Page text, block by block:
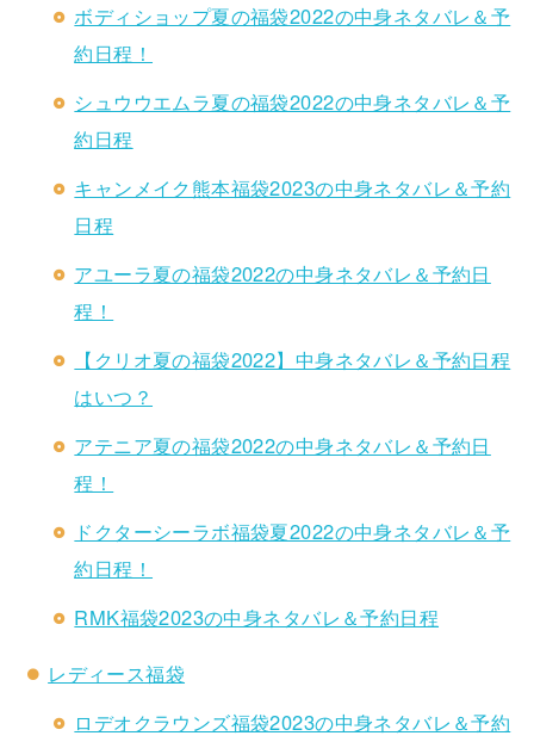
ボディショップ夏の福袋2022の中身ネタバレ＆予
約日程！
シュウウエムラ夏の福袋2022の中身ネタバレ＆予
約日程
キャンメイク熊本福袋2023の中身ネタバレ＆予約
日程
アユーラ夏の福袋2022の中身ネタバレ＆予約日
程！
【クリオ夏の福袋2022】中身ネタバレ＆予約日程
はいつ？
アテニア夏の福袋2022の中身ネタバレ＆予約日
程！
ドクターシーラボ福袋夏2022の中身ネタバレ＆予
約日程！
RMK福袋2023の中身ネタバレ＆予約日程
レディース福袋
ロデオクラウンズ福袋2023の中身ネタバレ＆予約